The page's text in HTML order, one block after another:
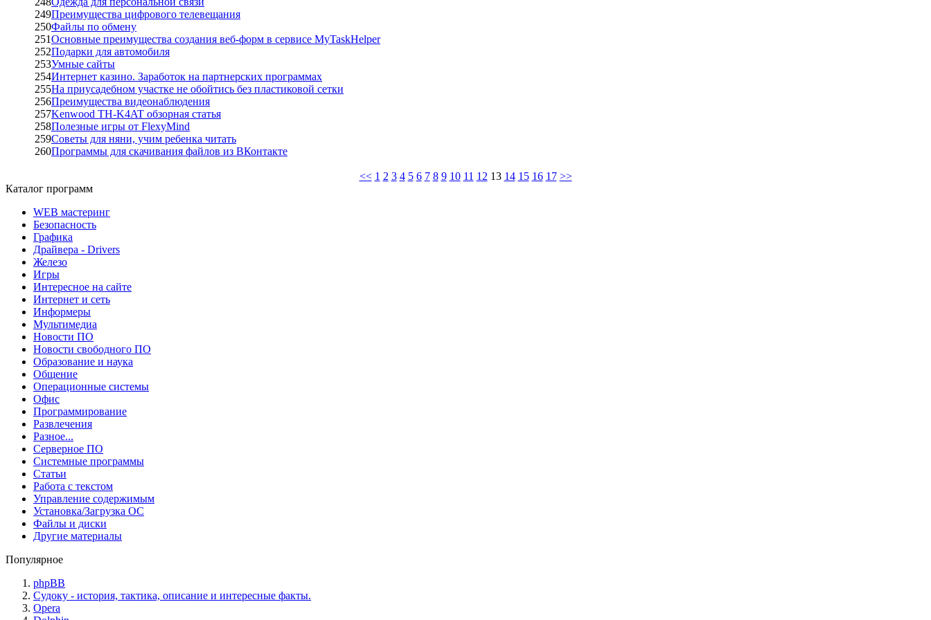
249Преимущества цифрового телевещания
250Файлы по обмену
251Основные преимущества создания веб-форм в сервисе MyTaskHelper
252Подарки для автомобиля
253Умные сайты
254Интернет казино. Заработок на партнерских программах
255На приусадебном участке не обойтись без пластиковой сетки
256Преимущества видеонаблюдения
257Kenwood TH-K4AT обзорная статья
258Полезные игры от FlexyMind
259Советы для няни, учим ребенка читать
260Программы для скачивания файлов из ВКонтакте
<< 1 2 3 4 5 6 7 8 9 10 11 12 13 14 15 16 17 >>
Каталог программ
WEB мастеринг
Безопасность
Графика
Драйвера - Drivers
Железо
Игры
Интересное на сайте
Интернет и сеть
Информеры
Мультимедиа
Новости ПО
Новости свободного ПО
Образование и наука
Общение
Операционные системы
Офис
Программирование
Развлечения
Разное...
Серверное ПО
Системные программы
Статьи
Работа с текстом
Управление содержимым
Установка/Загрузка ОС
Файлы и диски
Другие материалы
Популярное
phpBB
Судоку - история, тактика, описание и интересные факты.
Opera